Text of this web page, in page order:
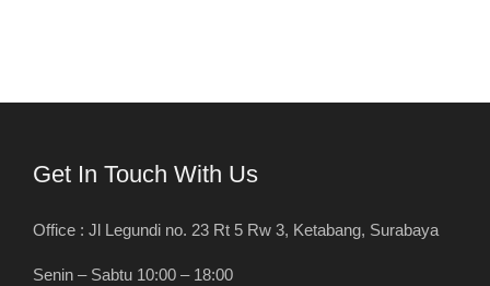
Get In Touch With Us
Office : Jl Legundi no. 23 Rt 5 Rw 3, Ketabang, Surabaya
Senin – Sabtu 10:00 – 18:00